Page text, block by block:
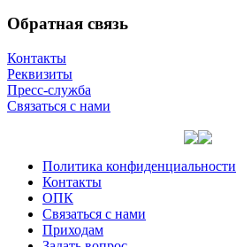
Обратная связь
Контакты
Реквизиты
Пресс-служба
Связаться с нами
Политика конфиденциальности
Контакты
ОПК
Связаться с нами
Приходам